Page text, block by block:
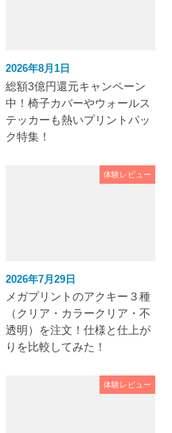
2026年8月1日
総額3億円還元キャンペーン
中！椅子カバーやウォールス
テッカーも熱いプリントパッ
ク特集！
体験レビュー
2026年7月29日
メガプリントのアクキー３種
（クリア・カラークリア・不
透明）を注文！仕様と仕上が
りを比較してみた！
体験レビュー